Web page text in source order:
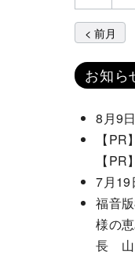
< 前月
お知ら
8月9
【
【PR】
7月19
福音
様の
長 山